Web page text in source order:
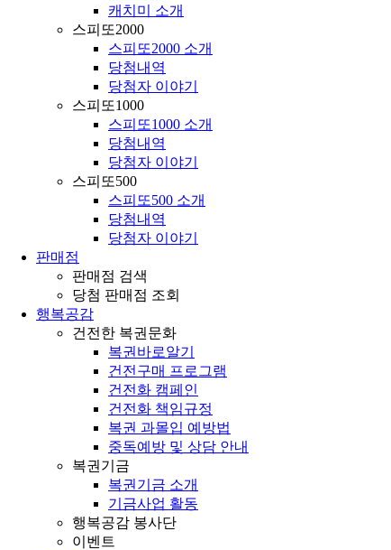
캐치미 소개
스피또2000
스피또2000 소개
당첨내역
당첨자 이야기
스피또1000
스피또1000 소개
당첨내역
당첨자 이야기
스피또500
스피또500 소개
당첨내역
당첨자 이야기
판매점
판매점 검색
당첨 판매점 조회
행복공감
건전한 복권문화
복권바로알기
건전구매 프로그램
건전화 캠페인
건전화 책임규정
복권 과몰입 예방법
중독예방 및 상담 안내
복권기금
복권기금 소개
기금사업 활동
행복공감 봉사단
이벤트